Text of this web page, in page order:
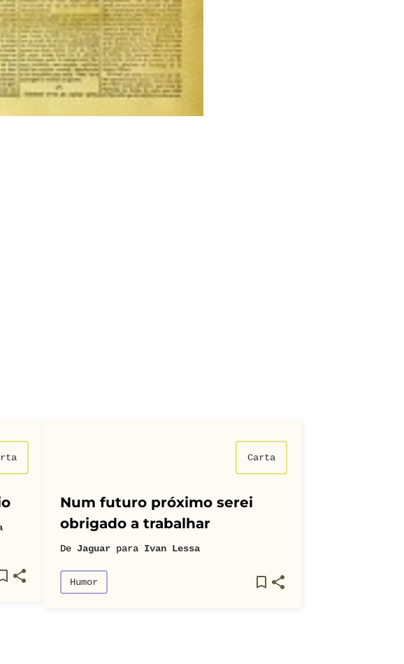
Carta
Num futuro próximo serei
obrigado a trabalhar
De Jaguar para Ivan Lessa
Humor